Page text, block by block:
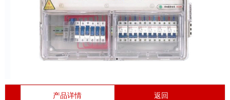
产品详情 返回